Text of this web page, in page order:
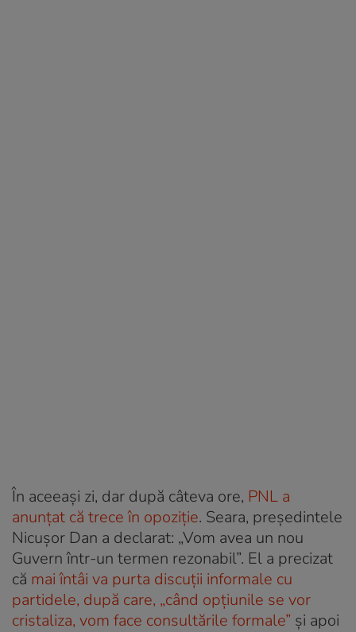
În aceeași zi, dar după câteva ore, PNL a
anunțat că trece în opoziție. Seara, președintele
Nicușor Dan a declarat: „Vom avea un nou
Guvern într-un termen rezonabil”. El a precizat
că mai întâi va purta discuții informale cu
partidele, după care, „când opțiunile se vor
cristaliza, vom face consultările formale” și apoi